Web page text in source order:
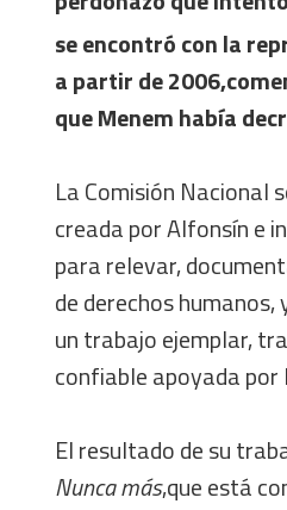
se encontró con la
a partir de
que Menem había
La Comisión Nacional
creada por Alfonsín e
para relevar,
de derechos
un trabajo ejemplar,
confiable apoyada por
El resultado de su
Nunca más,que está